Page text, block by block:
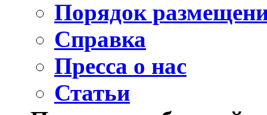
Порядок
Справка
Пресса о нас
Статьи